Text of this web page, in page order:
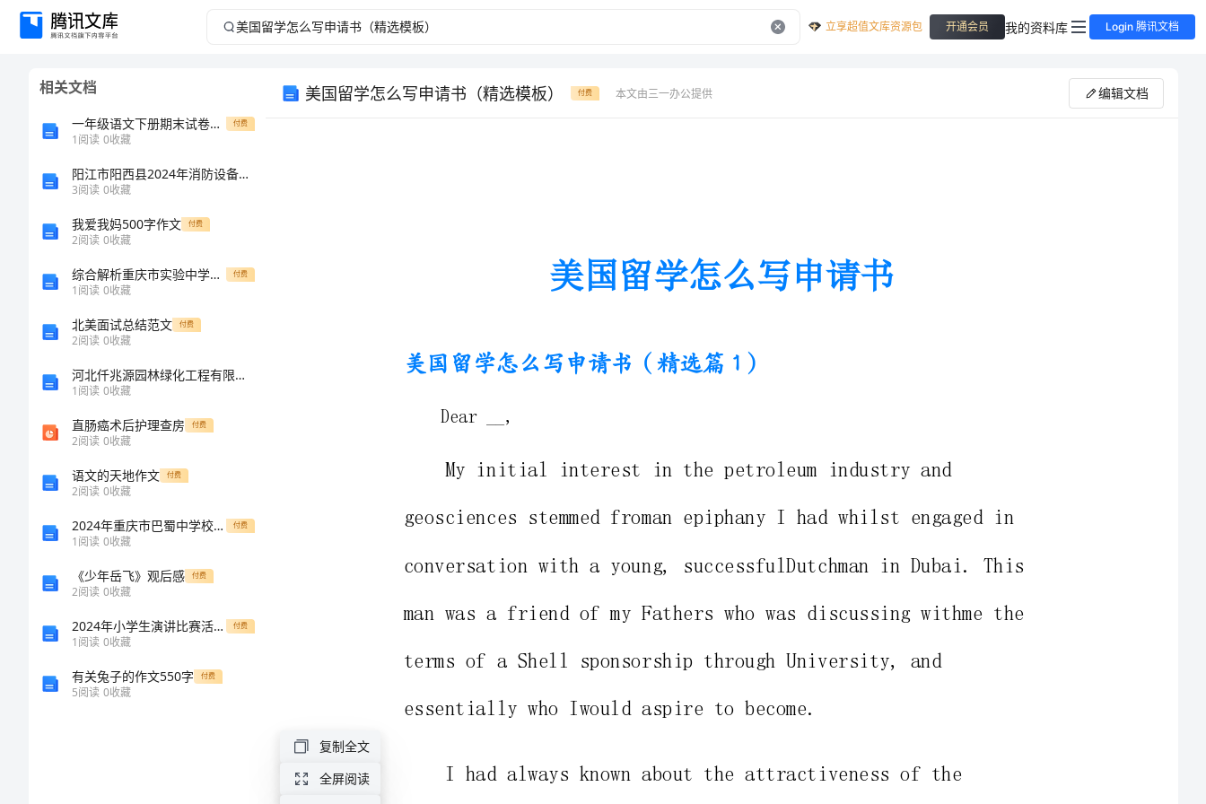
美
（精
立享超值文库资源包 开通会员 我的资料库 Login 腾讯文档
相关文档
一年级语文下册期末试卷汇总 付费
1阅读 0收藏
阳江市阳西县2024年消防设备操作员考试题库附答案【完整版】
3阅读 0收藏
我爱我妈500字作文 付费
2阅读 0收藏
综合解析重庆市实验中学数学七年级上册第四单元几何图形初步专题攻克试卷（解析版） 付费
1阅读 0收藏
北美面试总结范文 付费
2阅读 0收藏
河北仟兆源园林绿化工程有限公司介绍企业发展分析报告
1阅读 0收藏
直肠癌术后护理查房 付费
2阅读 0收藏
语文的天地作文 付费
2阅读 0收藏
2024年重庆市巴蜀中学校高一上学期期中考试化学试卷解析版 付费
1阅读 0收藏
《少年岳飞》观后感 付费
2阅读 0收藏
2024年小学生演讲比赛活动方案 付费
1阅读 0收藏
有关兔子的作文550字 付费
5阅读 0收藏
美国留学怎么写申请书（精选模板） 付费 本文由三一办公提供 编辑文档
pursueacareer";theonlyquestionwas,inwhichfield
ofwork?
美国留学怎么写申请书（精选篇1）
Myinitialinterestinthepetroleumindustryand
manwasafriendofmyFatherswhowasdiscussingwithmethe
termsofaShellsponsorshipthroughUniversity,and
复制全文
全屏阅读